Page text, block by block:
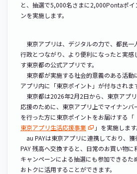
と、抽選で5,000名さまに2,000Pontaポイ
ンを実施します。
東京アプリは、デジタルの力で、都民一
行政とつながり、より便利になったと実感
す東京都の公式アプリです。
東京都が実施する社会的意義のある活動
アプリ内に「東京ポイント」が付与されま
東京都は2026年2月2日から、東京アプ
応援のために、東京アプリ上でマイナン
を行った方に東京ポイントをお届けする「
東京アプリ生活応援事業
」を実施します
au PAYは東京アプリに連携しており、
PAY 残高へ交換すると、日常のお買い物に
キャンペーンによる抽選にも参加できるた
おトクに活用することができます。